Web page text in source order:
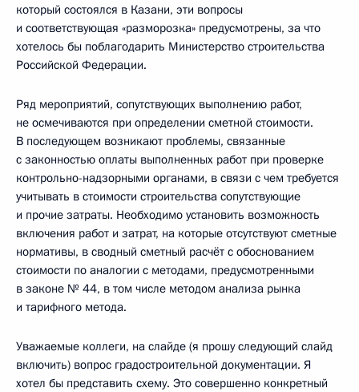
который состоялся в Казани, эти вопросы
и соответствующая «разморозка» предусмотрены, за что
хотелось бы поблагодарить Министерство строительства
Российской Федерации.
Ряд мероприятий, сопутствующих выполнению работ,
не осмечиваются при определении сметной стоимости.
В последующем возникают проблемы, связанные
с законностью оплаты выполненных работ при проверке
контрольно-надзорными органами, в связи с чем требуется
учитывать в стоимости строительства сопутствующие
и прочие затраты. Необходимо установить возможность
включения работ и затрат, на которые отсутствуют сметные
нормативы, в сводный сметный расчёт с обоснованием
стоимости по аналогии с методами, предусмотренными
в законе № 44, в том числе методом анализа рынка
и тарифного метода.
Уважаемые коллеги, на слайде (я прошу следующий слайд
включить) вопрос градостроительной документации. Я
хотел бы представить схему. Это совершенно конкретный